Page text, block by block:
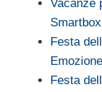
Vacanze
Smartbox
Festa
Festa